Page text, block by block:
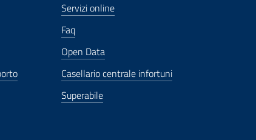
Servizi online
Faq
Open Data
Casellario centrale infortuni
Superabile